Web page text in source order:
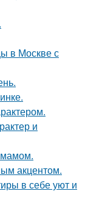
в Москве с
и
акцентом.
в себе уют и